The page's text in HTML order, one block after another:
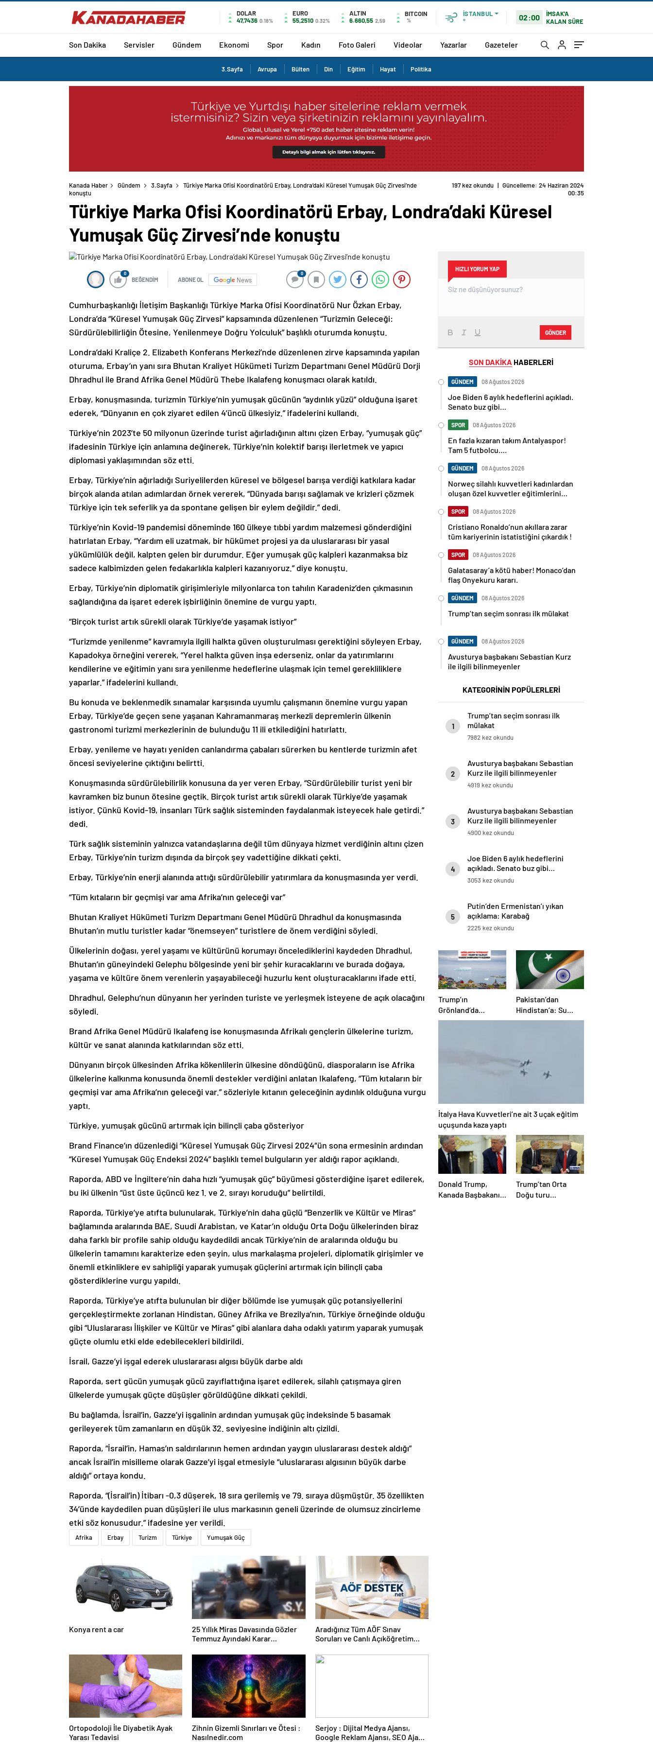
DOLAR
47,7436 0.18%
EURO
55,2510 0.32%
ALTIN
6.660,55 2,59
BITCOIN
%
İSTANBUL
°
02:00
İMSAK'A
KALAN SÜRE
Son Dakika Servisler Gündem Ekonomi Spor Kadın Foto Galeri Videolar Yazarlar Gazeteler
3.Sayfa Avrupa Bülten Din Eğitim Hayat Politika
Kanada Haber Gündem 3.Sayfa Türkiye Marka Ofisi Koordinatörü Erbay, Londra’daki Küresel Yumuşak Güç Zirvesi’nde konuştu
Türkiye Marka Ofisi Koordinatörü Erbay, Londra’daki Küresel
Yumuşak Güç Zirvesi’nde konuştu
News
Londra’da “Küresel Yumuşak Güç Zirvesi” kapsamında düzenlenen “Turizmin Geleceği:
Sürdürülebilirliğin Ötesine, Yenilenmeye Doğru Yolculuk” başlıklı oturumda konuştu.
oturuma, Erbay’ın yanı sıra Bhutan Kraliyet Hükümeti Turizm Departmanı Genel Müdürü Dorji
Dhradhul ile Brand Afrika Genel Müdürü Thebe Ikalafeng konuşmacı olarak katıldı.
ederek, “Dünyanın en çok ziyaret edilen 4’üncü ülkesiyiz.” ifadelerini kullandı.
ifadesinin Türkiye için anlamına değinerek, Türkiye’nin kolektif barışı ilerletmek ve yapıcı
diplomasi yaklaşımından söz etti.
birçok alanda atılan adımlardan örnek vererek, “Dünyada barışı sağlamak ve krizleri çözmek
Türkiye için tek seferlik ya da spontane gelişen bir eylem değildir.” dedi.
hatırlatan Erbay, “Yardım eli uzatmak, bir hükümet projesi ya da uluslararası bir yasal
yükümlülük değil, kalpten gelen bir durumdur. Eğer yumuşak güç kalpleri kazanmaksa biz
sadece kalbimizden gelen fedakarlıkla kalpleri kazanıyoruz.” diye konuştu.
sağlandığına da işaret ederek işbirliğinin önemine de vurgu yaptı.
Kapadokya örneğini vererek, “Yerel halkta güven inşa ederseniz, onlar da yatırımlarını
kendilerine ve eğitimin yanı sıra yenilenme hedeflerine ulaşmak için temel gerekliliklere
yaparlar.” ifadelerini kullandı.
Erbay, Türkiye’de geçen sene yaşanan Kahramanmaraş merkezli depremlerin ülkenin
gastronomi turizmi merkezlerinin de bulunduğu 11 ili etkilediğini hatırlattı.
öncesi seviyelerine çıktığını belirtti.
kavramken biz bunun ötesine geçtik. Birçok turist artık sürekli olarak Türkiye’de yaşamak
istiyor. Çünkü Kovid-19, insanları Türk sağlık sisteminden faydalanmak isteyecek hale getirdi.”
dedi.
Erbay, Türkiye’nin turizm dışında da birçok şey vadettiğine dikkati çekti.
Bhutan’ın mutlu turistler kadar “önemseyen” turistlere de önem verdiğini söyledi.
Bhutan’ın güneyindeki Gelephu bölgesinde yeni bir şehir kuracaklarını ve burada doğaya,
yaşama ve kültüre önem verenlerin yaşayabileceği huzurlu kent oluşturacaklarını ifade etti.
söyledi.
kültür ve sanat alanında katkılarından söz etti.
ülkelerine kalkınma konusunda önemli destekler verdiğini anlatan Ikalafeng, “Tüm kıtaların bir
geçmişi var ama Afrika’nın geleceği var.” sözleriyle kıtanın geleceğinin aydınlık olduğuna vurgu
yaptı.
“Küresel Yumuşak Güç Endeksi 2024” başlıklı temel bulguların yer aldığı rapor açıklandı.
bu iki ülkenin “üst üste üçüncü kez 1. ve 2. sırayı koruduğu” belirtildi.
bağlamında aralarında BAE, Suudi Arabistan, ve Katar’ın olduğu Orta Doğu ülkelerinden biraz
daha farklı bir profile sahip olduğu kaydedildi ancak Türkiye’nin de aralarında olduğu bu
ülkelerin tamamını karakterize eden şeyin, ulus markalaşma projeleri, diplomatik girişimler ve
önemli etkinliklere ev sahipliği yaparak yumuşak güçlerini artırmak için bilinçli çaba
gösterdiklerine vurgu yapıldı.
gerçekleştirmekte zorlanan Hindistan, Güney Afrika ve Brezilya’nın, Türkiye örneğinde olduğu
gibi “Uluslararası İlişkiler ve Kültür ve Miras” gibi alanlara daha odaklı yatırım yaparak yumuşak
güçte olumlu etki elde edebilecekleri bildirildi.
ülkelerde yumuşak güçte düşüşler görüldüğüne dikkati çekildi.
gerileyerek tüm zamanların en düşük 32. seviyesine indiğinin altı çizildi.
ancak İsrail’in misilleme olarak Gazze’yi işgal etmesiyle “uluslararası algısının büyük darbe
aldığı” ortaya kondu.
34’ünde kaydedilen puan düşüşleri ile ulus markasının geneli üzerinde de olumsuz zincirleme
etki söz konusudur.” ifadesine yer verildi.
Afrika Erbay Turizm Türkiye Yumuşak Güç
25 Yıllık Miras Davasında Gözler
Temmuz Ayındaki Karar
Duruşmasına Çevrildi
Aradığınız Tüm AÖF Sınav
Soruları ve Canlı Açıköğretim
Forumu Burada
Ortopodoloji İle Diyabetik Ayak
Yarası Tedavisi
Zihnin Gizemli Sınırları ve Ötesi :
Nasılnedir.com
Serjoy : Dijital Medya Ajansı,
Google Reklam Ajansı, SEO Ajansı
ve Web Tasarım Ajansı
HIZLI YORUM YAP
GÖNDER
Joe Biden 6 aylık hedeflerini açıkladı.
Senato buz gibi…
En fazla kızaran takım Antalyaspor!
Tam 5 futbolcu….
Norweç silahlı kuvvetleri kadınlardan
oluşan özel kuvvetler eğitimlerini
başlattı.
Cristiano Ronaldo’nun akıllara zarar
tüm kariyerinin istatistiğini çıkardık !
Galatasaray’a kötü haber! Monaco’dan
flaş Onyekuru kararı.
Trump’tan seçim sonrası ilk mülakat
Avusturya başbakanı Sebastian Kurz
ile ilgili bilinmeyenler
1
mülakat
7982 kez okundu
2
Kurz ile ilgili bilinmeyenler
4919 kez okundu
3
Kurz ile ilgili bilinmeyenler
4900 kez okundu
4
açıkladı. Senato buz gibi…
3053 kez okundu
5
açıklama: Karabağ
Azerbaycan’ın ayrılmaz bir
parçasıdır!
2225 kez okundu
Trump’ın
Grönland’da
‘casusluk’ planı kriz
Pakistan’dan
Hindistan’a: Su
bizim kırmızı
İtalya Hava Kuvvetleri’ne ait 3 uçak eğitim
uçuşunda kaza yaptı
Donald Trump,
Kanada Başbakanı
Carney’i Beyaz’da
Trump’tan Orta
Doğu turu
değerlendirmesi: